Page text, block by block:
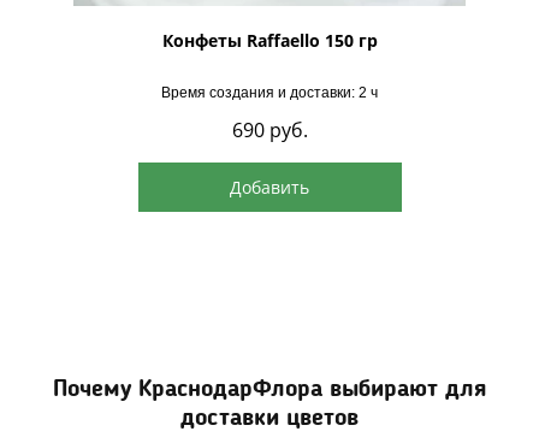
Конфеты Raffaello 150 гр
Время создания и доставки: 2 ч
690 руб.
Добавить
Почему КраснодарФлора выбирают для
доставки цветов